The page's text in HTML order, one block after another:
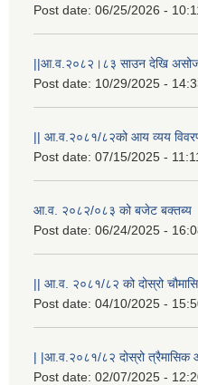
Post date: 06/25/2026 -
||आ.व.२०८२।८३ साउन देखि
Post date: 10/29/2025 -
|| आ.व.२०८१/८२को आय व्यय
Post date: 07/15/2025 -
आ.व. २०८२/०८३ को बजेट बक्तब्य
Post date: 06/24/2025 -
|| आ.व. २०८१/८२ को दोस्रो
Post date: 04/10/2025 -
| |आ.व.२०८१/८२ दोस्रो त्रैमासिक
Post date: 02/07/2025 -